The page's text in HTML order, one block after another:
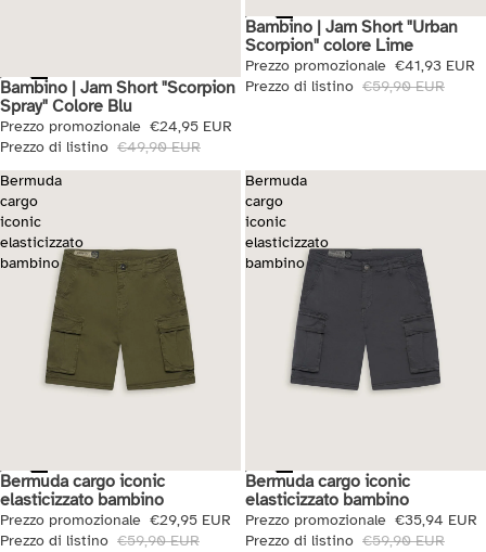
Saldi
Bambino | Jam Short "Scorpion
Spray" Colore Blu
Prezzo promozionale €24,95 EUR
Prezzo di listino €49,90 EUR
Saldi
Bambino | Jam Short "Urban
Scorpion" colore Lime
Prezzo promozionale €41,93 EUR
Prezzo di listino €59,90 EUR
Bermuda
cargo
iconic
elasticizzato
bambino
Saldi
Bermuda cargo iconic
elasticizzato bambino
Prezzo promozionale €29,95 EUR
Prezzo di listino €59,90 EUR
Bermuda
cargo
iconic
elasticizzato
bambino
Saldi
Bermuda cargo iconic
elasticizzato bambino
Prezzo promozionale €35,94 EUR
Prezzo di listino €59,90 EUR